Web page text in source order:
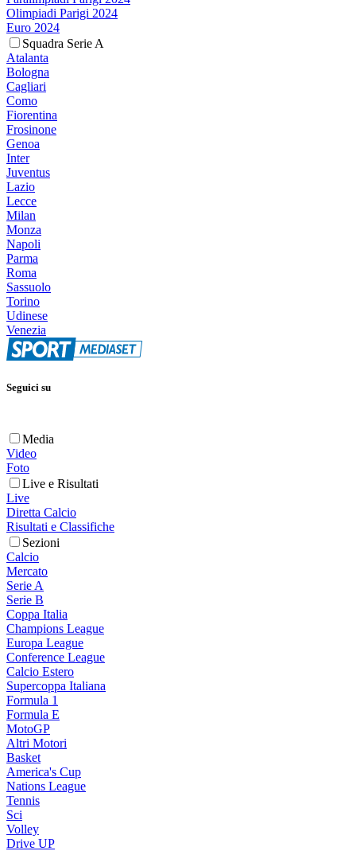
Olimpiadi Parigi 2024
Euro 2024
Squadra Serie A
Atalanta
Bologna
Cagliari
Como
Fiorentina
Frosinone
Genoa
Inter
Juventus
Lazio
Lecce
Milan
Monza
Napoli
Parma
Roma
Sassuolo
Torino
Udinese
Venezia
Seguici su
Media
Video
Foto
Live e Risultati
Live
Diretta Calcio
Risultati e Classifiche
Sezioni
Calcio
Mercato
Serie A
Serie B
Coppa Italia
Champions League
Europa League
Conference League
Calcio Estero
Supercoppa Italiana
Formula 1
Formula E
MotoGP
Altri Motori
Basket
America's Cup
Nations League
Tennis
Sci
Volley
Drive UP